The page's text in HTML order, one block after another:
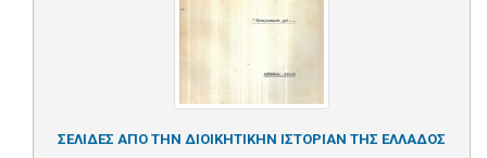
ΣΕΛΙΔΕΣ ΑΠΟ ΤΗΝ ΔΙΟΙΚΗΤΙΚΗΝ ΙΣΤΟΡΙΑΝ ΤΗΣ ΕΛΛΑΔΟΣ